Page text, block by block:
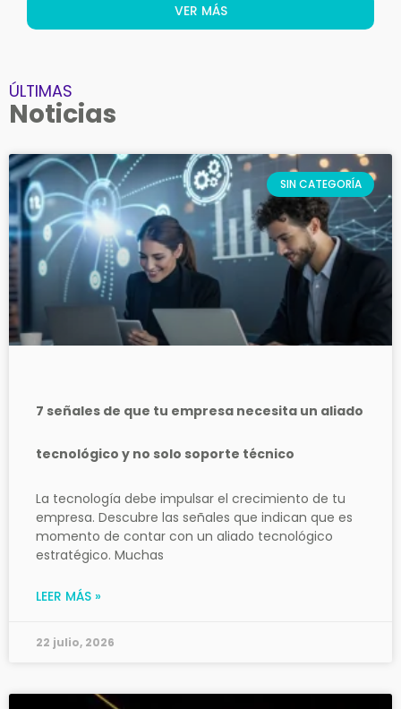
VER MÁS
ÚLTIMAS
Noticias
SIN CATEGORÍA
7 señales de que tu empresa necesita un aliado
tecnológico y no solo soporte técnico
La tecnología debe impulsar el crecimiento de tu
empresa. Descubre las señales que indican que es
momento de contar con un aliado tecnológico
estratégico. Muchas
LEER MÁS »
22 julio, 2026